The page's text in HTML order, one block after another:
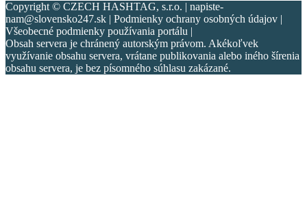
Copyright © CZECH HASHTAG, s.r.o. | napiste-
nam@slovensko247.sk | Podmienky ochrany osobných údajov |
Všeobecné podmienky používania portálu |
Obsah servera je chránený autorským právom. Akékoľvek
využívanie obsahu servera, vrátane publikovania alebo iného šírenia
obsahu servera, je bez písomného súhlasu zakázané.